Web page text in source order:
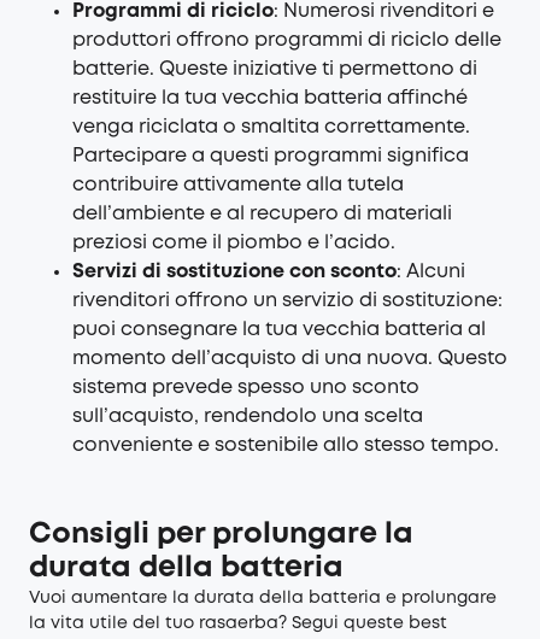
Programmi di riciclo: Numerosi rivenditori e
produttori offrono programmi di riciclo delle
batterie. Queste iniziative ti permettono di
restituire la tua vecchia batteria affinché
venga riciclata o smaltita correttamente.
Partecipare a questi programmi significa
contribuire attivamente alla tutela
dell’ambiente e al recupero di materiali
preziosi come il piombo e l’acido.
Servizi di sostituzione con sconto: Alcuni
rivenditori offrono un servizio di sostituzione:
puoi consegnare la tua vecchia batteria al
momento dell’acquisto di una nuova. Questo
sistema prevede spesso uno sconto
sull’acquisto, rendendolo una scelta
conveniente e sostenibile allo stesso tempo.
Consigli per prolungare la
durata della batteria
Vuoi aumentare la durata della batteria e prolungare
la vita utile del tuo rasaerba? Segui queste best